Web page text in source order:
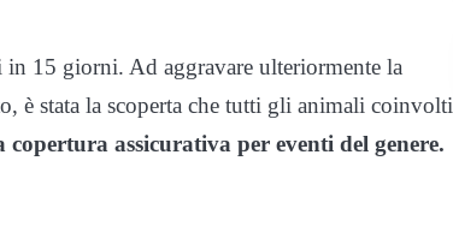
15 giorni. Ad aggravare ulteriormente la
è stata la scoperta che tutti gli animali coinvolti
copertura assicurativa per eventi del genere.